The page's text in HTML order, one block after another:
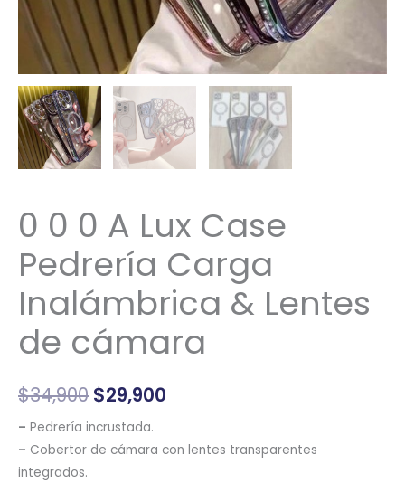
0 0 0 A Lux Case
Pedrería Carga
Inalámbrica & Lentes
de cámara
$34,900 $29,900
– Pedrería incrustada.
– Cobertor de cámara con lentes transparentes
integrados.
cantidad